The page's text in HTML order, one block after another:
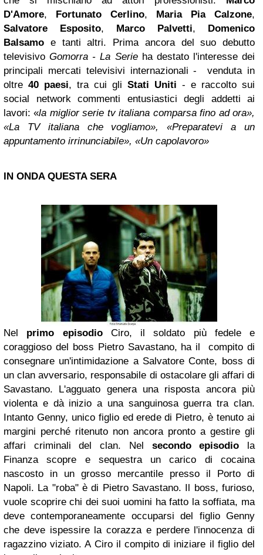
D'Amore, Fortunato Cerlino, Maria Pia Calzone,
Salvatore Esposito, Marco Palvetti, Domenico
Balsamo e tanti altri. Prima ancora del suo debutto
televisivoGomorra - La Serieha destato l'interesse dei
principali mercati televisivi internazionali - venduta in
oltre 40 paesi, tra cui gli Stati Uniti - e raccolto sui
social network commenti entusiastici degli addetti ai
lavori: «la miglior serie tv italiana comparsa fino ad ora»,
«La TV italiana che vogliamo», «Preparatevi a un
appuntamento irrinunciabile», «Un capolavoro»
IN ONDA QUESTA SERA
Nel primo episodioCiro, il soldato più fedele e
coraggioso del boss Pietro Savastano, ha il compito di
consegnare un'intimidazione a Salvatore Conte, boss di
un clan avversario, responsabile di ostacolare gli affari di
Savastano. L'agguato genera una risposta ancora più
violenta e dà inizio a una sanguinosa guerra tra clan.
Intanto Genny, unico figlio ed erede di Pietro, è tenuto ai
margini perché ritenuto non ancora pronto a gestire gli
affari criminali del clan. Nel secondo episodio la
Finanza scopre e sequestra un carico di cocaina
nascosto in un grosso mercantile presso il Porto di
Napoli. La "roba" è di Pietro Savastano. Il boss, furioso,
vuole scoprire chi dei suoi uomini ha fatto la soffiata, ma
deve contemporaneamente occuparsi del figlio Genny
che deve ispessire la corazza e perdere l'innocenza di
ragazzino viziato. A Ciro il compito di iniziare il figlio del